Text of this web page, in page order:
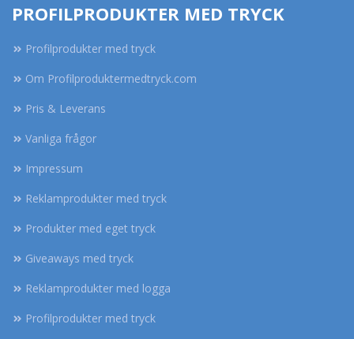
PROFILPRODUKTER MED TRYCK
Profilprodukter med tryck
Om Profilproduktermedtryck.com
Pris & Leverans
Vanliga frågor
Impressum
Reklamprodukter med tryck
Produkter med eget tryck
Giveaways med tryck
Reklamprodukter med logga
Profilprodukter med tryck